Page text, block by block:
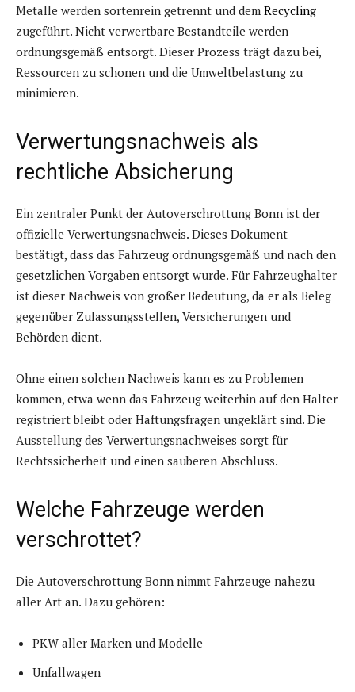
Metalle werden sortenrein getrennt und dem Recycling
zugeführt. Nicht verwertbare Bestandteile werden
ordnungsgemäß entsorgt. Dieser Prozess trägt dazu bei,
Ressourcen zu schonen und die Umweltbelastung zu
minimieren.
Verwertungsnachweis als
rechtliche Absicherung
Ein zentraler Punkt der Autoverschrottung Bonn ist der
offizielle Verwertungsnachweis. Dieses Dokument
bestätigt, dass das Fahrzeug ordnungsgemäß und nach den
gesetzlichen Vorgaben entsorgt wurde. Für Fahrzeughalter
ist dieser Nachweis von großer Bedeutung, da er als Beleg
gegenüber Zulassungsstellen, Versicherungen und
Behörden dient.
Ohne einen solchen Nachweis kann es zu Problemen
kommen, etwa wenn das Fahrzeug weiterhin auf den Halter
registriert bleibt oder Haftungsfragen ungeklärt sind. Die
Ausstellung des Verwertungsnachweises sorgt für
Rechtssicherheit und einen sauberen Abschluss.
Welche Fahrzeuge werden
verschrottet?
Die Autoverschrottung Bonn nimmt Fahrzeuge nahezu
aller Art an. Dazu gehören:
PKW aller Marken und Modelle
Unfallwagen